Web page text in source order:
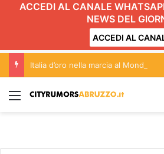
ACCEDI AL CANALE
NEWS DEL
ACCEDI AL
Menu